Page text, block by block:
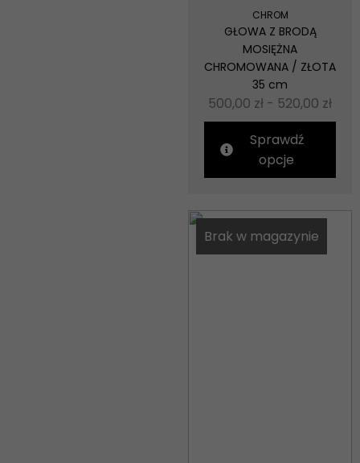
CHROM
GŁOWA Z BRODĄ
MOSIĘŻNA
CHROMOWANA / ZŁOTA
35 cm
500,00 zł - 520,00 zł
Sprawdź
opcje
Brak w magazynie
Statystyka
Abyśmy mogli
poprawić
i strukturę
strony
tego, jak
strona jest
Aby nasza
strona